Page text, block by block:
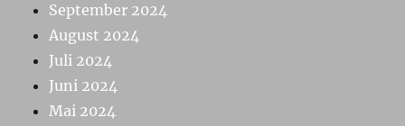
September 2024
August 2024
Juli 2024
Juni 2024
Mai 2024